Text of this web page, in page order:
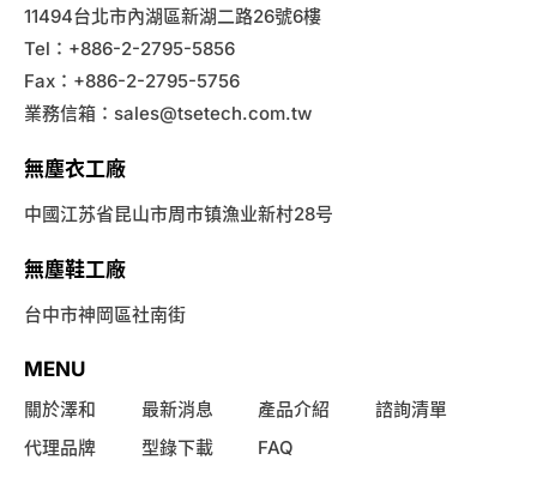
11494台北市內湖區新湖二路26號6樓
Tel：+886-2-2795-5856
Fax：+886-2-2795-5756
業務信箱： sales@tsetech.com.tw
無塵衣工廠
中國江苏省昆山市周市镇漁业新村28号
無塵鞋工廠
台中市神岡區社南街
MENU
關於澤和 最新消息 產品介紹
諮詢清單
代理品牌
型錄下載 FAQ